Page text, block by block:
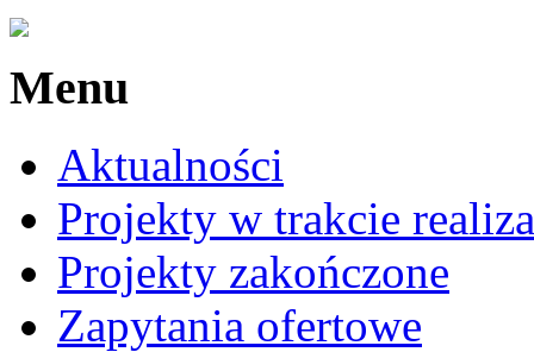
Menu
Aktualności
Projekty w trakcie
Projekty zakończone
Zapytania ofertowe